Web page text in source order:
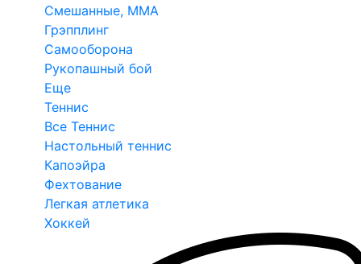
Смешанные, ММА
Грэпплинг
Самооборона
Рукопашный бой
Еще
Теннис
Все Теннис
Настольный теннис
Капоэйра
Фехтование
Легкая атлетика
Хоккей